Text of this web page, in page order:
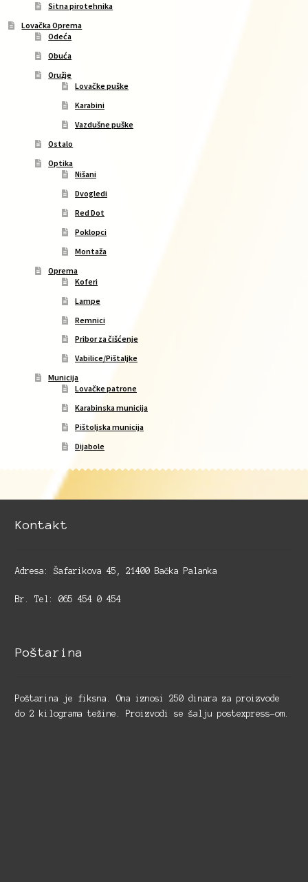
Sitna pirotehnika
Lovačka Oprema
Odeća
Obuća
Oružje
Lovačke puške
Karabini
Vazdušne puške
Ostalo
Optika
Nišani
Dvogledi
Red Dot
Poklopci
Montaža
Oprema
Koferi
Lampe
Remnici
Pribor za čišćenje
Vabilice/Pištaljke
Municija
Lovačke patrone
Karabinska municija
Pištoljska municija
Dijabole
Kontakt
Adresa: Šafarikova 45, 21400 Bačka Palanka
Br. Tel: 065 454 0 454
Poštarina
Poštarina je fiksna. Ona iznosi 250 dinara za proizvode
do 2 kilograma težine. Proizvodi se šalju postexpress-om.